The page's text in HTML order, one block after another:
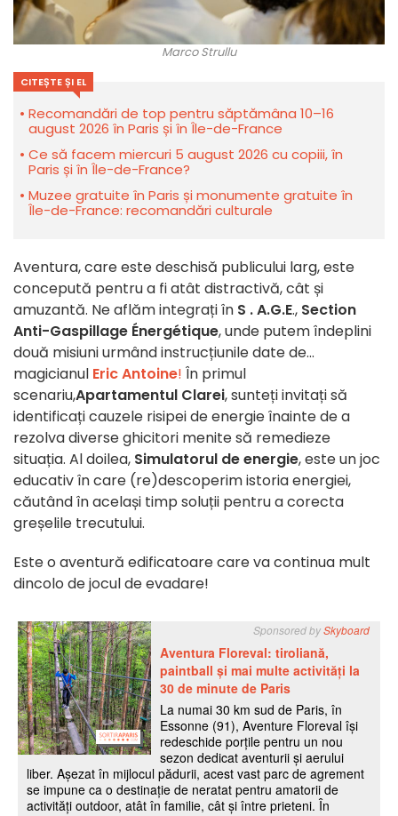
Marco Strullu
CITEȘTE ȘI EL
Recomandări de top pentru săptămâna 10–16
august 2026 în Paris și în Île-de-France
Ce să facem miercuri 5 august 2026 cu copiii, în
Paris și în Île-de-France?
Muzee gratuite în Paris și monumente gratuite în
Île-de-France: recomandări culturale
Aventura, care este deschisă publicului larg, este
concepută pentru a fi atât distractivă, cât și
amuzantă. Ne aflăm integrați în S .A.G.E., Section
Anti-Gaspillage Énergétique, unde putem îndeplini
două misiuni urmând instrucțiunile date de...
magicianul Eric Antoine! În primul
scenariu,Apartamentul Clarei, sunteți invitați să
identificați cauzele risipei de energie înainte de a
rezolva diverse ghicitori menite să remedieze
situația. Al doilea, Simulatorul de energie, este un joc
educativ în care (re)descoperim istoria energiei,
căutând în același timp soluții pentru a corecta
greșelile trecutului.
Este o aventură edificatoare care va continua mult
dincolo de jocul de evadare!